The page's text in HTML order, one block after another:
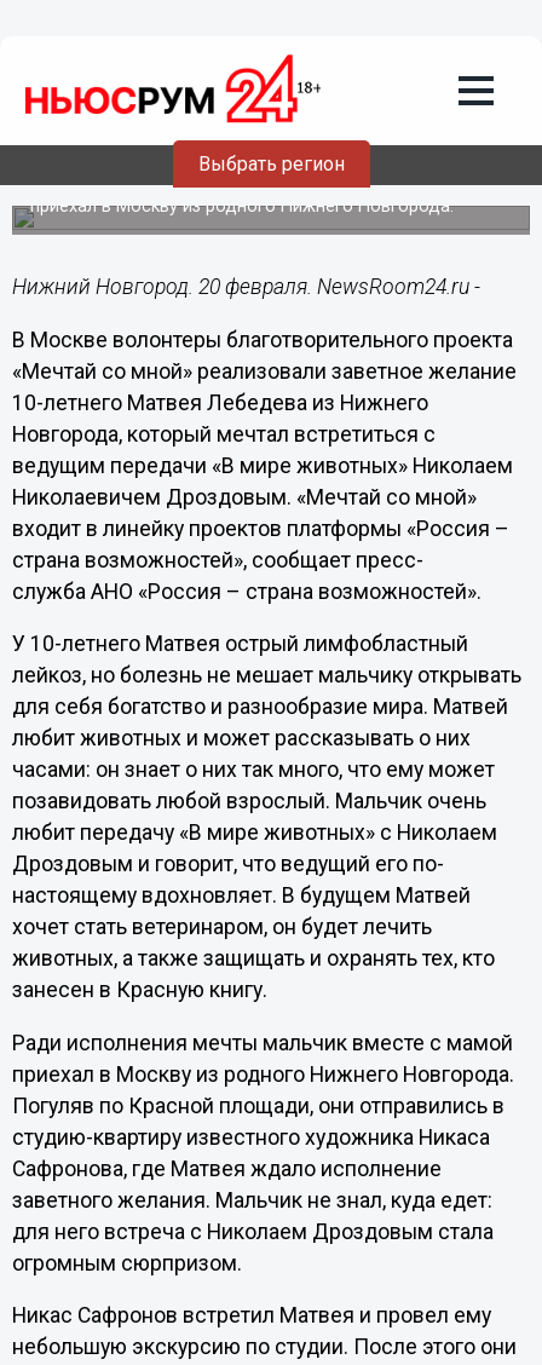
Выбрать регион
20.02.201910:43
Николай Дроздов исполнил мечту
тяжелобольного мальчика
Ради исполнения мечты мальчик вместе с мамой
приехал в Москву из родного Нижнего Новгорода.
Нижний Новгород. 20 февраля. NewsRoom24.ru -
В Москве волонтеры благотворительного проекта
«Мечтай со мной» реализовали заветное желание
10-летнего Матвея Лебедева из Нижнего
Новгорода, который мечтал встретиться с
ведущим передачи «В мире животных» Николаем
Николаевичем Дроздовым. «Мечтай со мной»
входит в линейку проектов платформы «Россия –
страна возможностей», сообщает пресс-
служба АНО «Россия – страна возможностей».
У 10-летнего Матвея острый лимфобластный
лейкоз, но болезнь не мешает мальчику открывать
для себя богатство и разнообразие мира. Матвей
любит животных и может рассказывать о них
часами: он знает о них так много, что ему может
позавидовать любой взрослый. Мальчик очень
любит передачу «В мире животных» с Николаем
Дроздовым и говорит, что ведущий его по-
настоящему вдохновляет. В будущем Матвей
хочет стать ветеринаром, он будет лечить
животных, а также защищать и охранять тех, кто
занесен в Красную книгу.
Ради исполнения мечты мальчик вместе с мамой
приехал в Москву из родного Нижнего Новгорода.
Погуляв по Красной площади, они отправились в
студию-квартиру известного художника Никаса
Сафронова, где Матвея ждало исполнение
заветного желания. Мальчик не знал, куда едет:
для него встреча с Николаем Дроздовым стала
огромным сюрпризом.
Никас Сафронов встретил Матвея и провел ему
небольшую экскурсию по студии. После этого они